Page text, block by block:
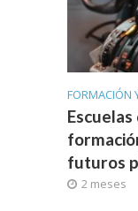
FORMACIÓN
futuros
2 meses